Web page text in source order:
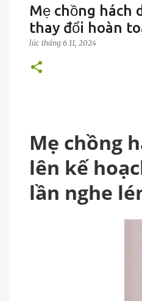
Mẹ chồng hách
thay đổi hoàn
lúc tháng 6 11, 2024
Mẹ chồng
lên kế
lần nghe